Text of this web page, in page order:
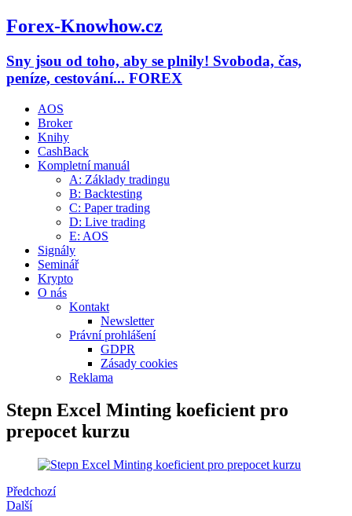
Forex-Knowhow.cz
Sny jsou od toho, aby se plnily! Svoboda, čas,
peníze, cestování... FOREX
AOS
Broker
Knihy
CashBack
Kompletní manuál
A: Základy tradingu
B: Backtesting
C: Paper trading
D: Live trading
E: AOS
Signály
Seminář
Krypto
O nás
Kontakt
Newsletter
Právní prohlášení
GDPR
Zásady cookies
Reklama
Stepn Excel Minting koeficient pro
prepocet kurzu
Předchozí
Další